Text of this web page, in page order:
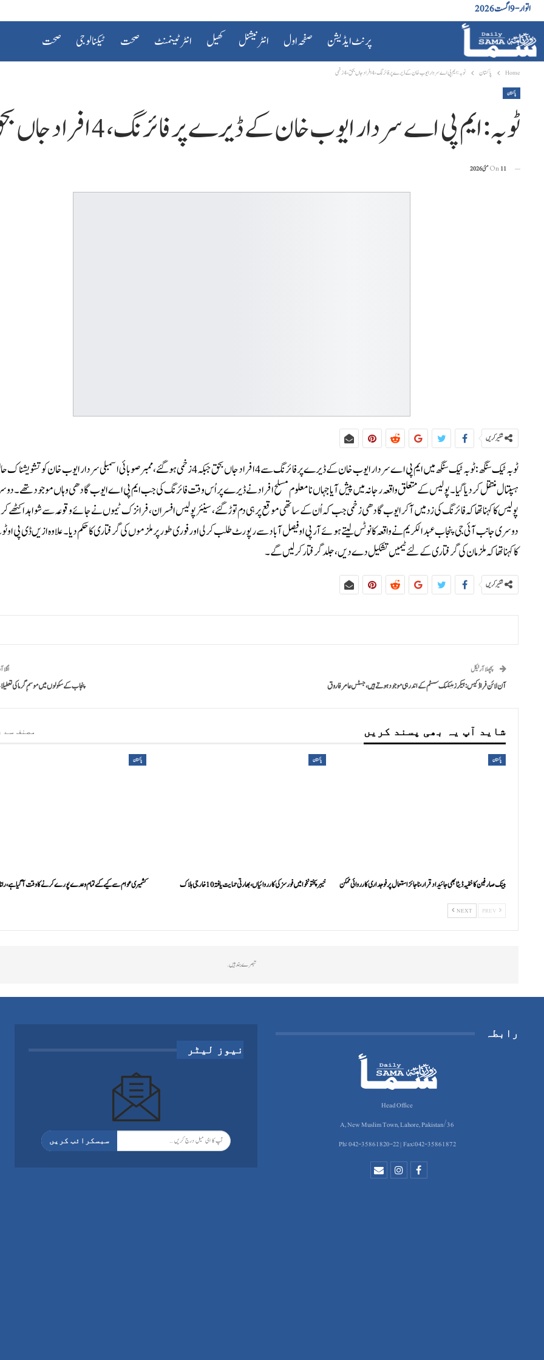
اتوار - 9 اگست 2026
پرنٹ ایڈیشن صفحہ اول انٹرنیشنل کھیل انٹرٹینمنٹ صحت ٹیکنالوجی صحت
Home پاکستان ٹوبہ: ایم پی اے سردار ایوب خان کے ڈیرے پر فائرنگ، 4 افراد جاں بحق،4 زخمی
پاکستان
ٹوبہ: ایم پی اے سردار ایوب خان کے ڈیرے پر فائرنگ، 4 افراد جاں بحق،4 زخمی
On11 مئی 2026
شئیر کریں
ٹوبہ ٹیک سنگھ :ٹوبہ ٹیک سنگھ میں ایم پی اے سردار ایوب خان کے ڈیرے پر فائرنگ سے 4 افراد جاں بحق جبکہ 4 زخمی ہوگئے، ممبر صوبائی اسمبلی سردار ایوب
ہسپتال منتقل کر دیا گیا۔پولیس کے متعلق واقعہ رجانہ میں پیش آیا جہاں نامعلوم مسلح افراد نے ڈیرے پر اُس وقت فائرنگ کی جب ایم پی اے ایوب گادھی وہاں موجود
پولیس کا کہنا تھا کہ فائرنگ کی زد میں آکر ایوب گادھی زخمی جب کہ اُن کے ساتھی موقع پر ہی دم توڑ گئے، سینئر پولیس افسران، فرانزک ٹیموں نے جائے وقوعہ سے شواہد اکٹھے
دوسری جانب آئی جی پنجاب عبدالکریم نے واقعہ کا نوٹس لیتے ہوئے آر پی او فیصل آباد سے رپورٹ طلب کرلی اور فوری طور پر ملزموں کی گرفتاری کا حکم دیا۔علاوہ ازیں ڈی پی او
کا کہنا تھا کہ ملزمان کی گرفتاری کے لئے ٹیمیں تشکیل دے دیں، جلد گرفتار کر لیں گے۔
شئیر کریں
پچھلا آرٹیکل
آن لائن فراڈ کیس: ہیکرز بینکنگ سسٹم کے اندر ہی موجود ہوتے ہیں، جسٹس عامر فاروق
اگلا
پنجاب کے سکولوں میں موسمِ گرما کی
شاید آپ یہ بھی پسند کریں مصنف سے
پاکستان
بینک صارفین کا خفیہ ڈیٹا بھی جائیداد قرار، ناجائز استعمال پر فوجداری کارروائی ممکن
پاکستان
خیبرپختونخوا میں فورسز کی کارروائیاں، بھارتی حمایت یافتہ 10 خارجی ہلاک
پاکستان
کشمیری عوام سے کیے گئے تمام وعدے پورے کرنے کا وقت آ گیا ہے، رانا
NEXT
تبصرے بند ہیں.
رابطہ
Head Office
36/A, New Muslim Town, Lahore, Pakistan
Ph: 042-35861820-22 | Fax:042-35861872
نیوز لیٹر
سبسکرائب کریں